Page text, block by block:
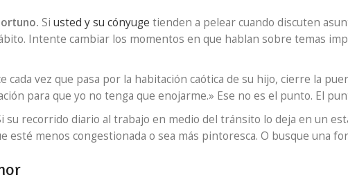
Si usted y su cónyuge tienden a pelear cuando discuten
Intente cambiar los momentos en que hablan sobre temas
cada vez que pasa por la habitación caótica de su hijo, cierre la
para que yo no tenga que enojarme.» Ese no es el punto. El
su recorrido diario al trabajo en medio del tránsito lo deja en un
esté menos congestionada o sea más pintoresca. O busque una